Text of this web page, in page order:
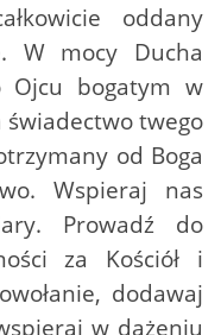
oddany
W mocy Ducha
Ojcu bogatym w
świadectwo twego
od Boga
Wspieraj nas
Prowadź do
za Kościół i
dodawaj
w dążeniu